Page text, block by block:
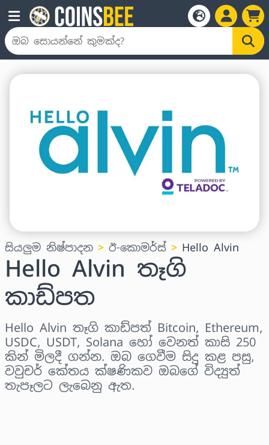
සියලුම නිෂ්පාදන ඊ-කොමර්ස් Hello Alvin
Hello Alvin තෑගි
කාඩ්පත
Hello Alvin තෑගි කාඩ්පත් Bitcoin, Ethereum,
USDC, USDT, Solana හෝ වෙනත් කාසි 250
කින් මිලදී ගන්න. ඔබ ගෙවීම සිදු කළ පසු,
වවුචර් කේතය ක්ෂණිකව ඔබගේ විද්‍යුත්
තැපෑලට ලැබෙනු ඇත.